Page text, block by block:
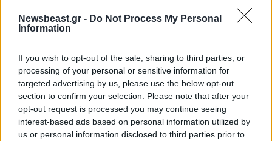
Newsbeast.gr - Do Not Process My Personal
Information
If you wish to opt-out of the sale, sharing to third parties, or
processing of your personal or sensitive information for
targeted advertising by us, please use the below opt-out
section to confirm your selection. Please note that after your
opt-out request is processed you may continue seeing
interest-based ads based on personal information utilized by
us or personal information disclosed to third parties prior to